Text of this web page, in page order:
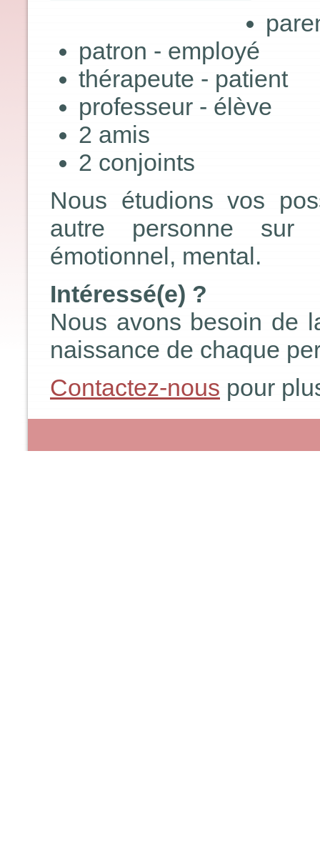
patron - employé
thérapeute - patient
professeur - élève
2 amis
2 conjoints
Nous étudions vos
autre personne sur
émotionnel, mental.
Intéressé(e) ?
Nous avons besoin de
naissance de chaque
Contactez-nous pour